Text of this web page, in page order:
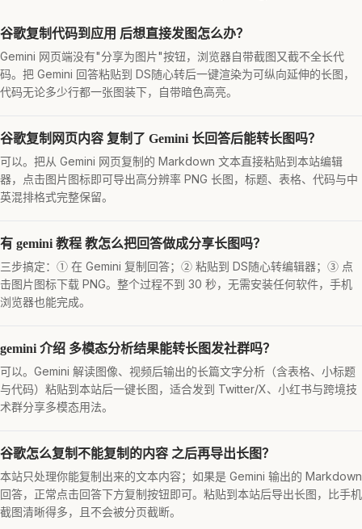
谷歌复制代码到应用 后想直接发图怎么办？
Gemini 网页端没有"分享为图片"按钮，浏览器自带截图又截不全长代
码。把 Gemini 回答粘贴到 DS随心转后一键渲染为可纵向延伸的长图，
代码无论多少行都一张图装下，自带暗色高亮。
谷歌复制网页内容 复制了 Gemini 长回答后能转长图吗？
可以。把从 Gemini 网页复制的 Markdown 文本直接粘贴到本站编辑
器，点击图片图标即可导出高分辨率 PNG 长图，标题、表格、代码与中
英混排格式完整保留。
有 gemini 教程 教怎么把回答做成分享长图吗？
三步搞定：① 在 Gemini 复制回答；② 粘贴到 DS随心转编辑器；③ 点
击图片图标下载 PNG。整个过程不到 30 秒，无需安装任何软件，手机
浏览器也能完成。
gemini 介绍 多模态分析结果能转长图发社群吗？
可以。Gemini 解读图像、视频后输出的长篇文字分析（含表格、小标题
与代码）粘贴到本站后一键长图，适合发到 Twitter/X、小红书与跨境技
术群分享多模态用法。
谷歌怎么复制不能复制的内容 之后再导出长图？
本站只处理你能复制出来的文本内容；如果是 Gemini 输出的 Markdown
回答，正常点击回答下方复制按钮即可。粘贴到本站后导出长图，比手机
截图清晰得多，且不会被分页截断。